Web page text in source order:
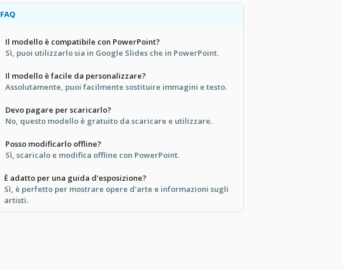
FAQ
Il modello è compatibile con PowerPoint?
Sì, puoi utilizzarlo sia in Google Slides che in PowerPoint.
Il modello è facile da personalizzare?
Assolutamente, puoi facilmente sostituire immagini e testo.
Devo pagare per scaricarlo?
No, questo modello è gratuito da scaricare e utilizzare.
Posso modificarlo offline?
Sì, scaricalo e modifica offline con PowerPoint.
È adatto per una guida d'esposizione?
Sì, è perfetto per mostrare opere d'arte e informazioni sugli
artisti.